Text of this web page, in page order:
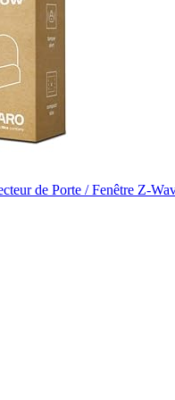
de Porte / Fenêtre Z-